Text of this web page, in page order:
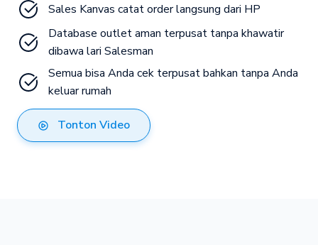
Sales Kanvas catat order langsung dari HP
Database outlet aman terpusat tanpa khawatir
dibawa lari Salesman
Semua bisa Anda cek terpusat bahkan tanpa Anda
keluar rumah
Tonton Video